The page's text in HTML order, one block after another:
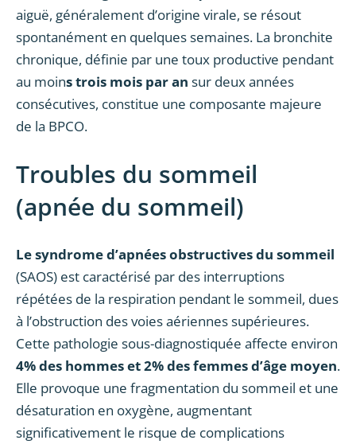
aiguë, généralement d’origine virale, se résout
spontanément en quelques semaines. La bronchite
chronique, définie par une toux productive pendant
au moins trois mois par an sur deux années
consécutives, constitue une composante majeure
de la BPCO.
Troubles du sommeil
(apnée du sommeil)
Le syndrome d’apnées obstructives du sommeil
(SAOS) est caractérisé par des interruptions
répétées de la respiration pendant le sommeil, dues
à l’obstruction des voies aériennes supérieures.
Cette pathologie sous-diagnostiquée affecte environ
4% des hommes et 2% des femmes d’âge moyen.
Elle provoque une fragmentation du sommeil et une
désaturation en oxygène, augmentant
significativement le risque de complications